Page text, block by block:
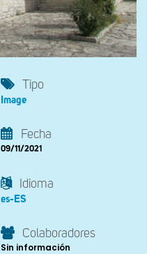
Tipo
Image
Fecha
09/11/2021
Idioma
es-ES
Colaboradores
Sin información